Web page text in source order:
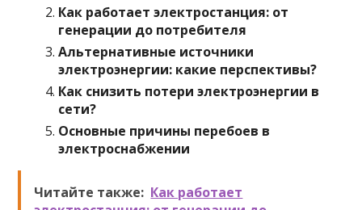
Как работает электростанция: от
генерации до потребителя
Альтернативные источники
электроэнергии: какие перспективы?
Как снизить потери электроэнергии в
сети?
Основные причины перебоев в
электроснабжении
Читайте также: Как работает